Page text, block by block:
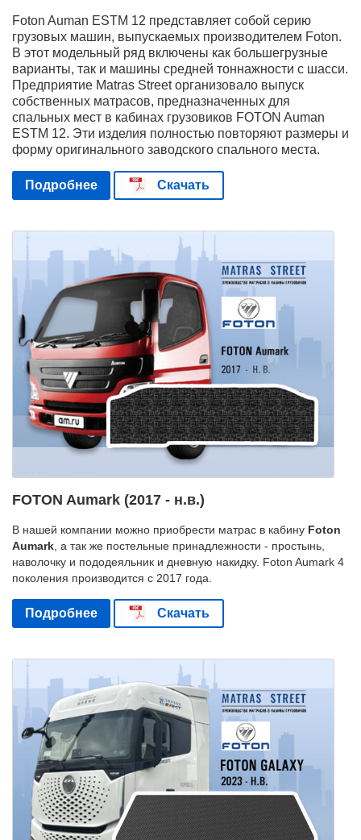
Foton Auman ESTМ 12 представляет собой серию
грузовых машин, выпускаемых производителем Foton.
В этот модельный ряд включены как большегрузные
варианты, так и машины средней тоннажности с шасси.
Предприятие Matras Street организовало выпуск
собственных матрасов, предназначенных для
спальных мест в кабинах грузовиков FOTON Auman
ESTМ 12. Эти изделия полностью повторяют размеры и
форму оригинального заводского спального места.
Подробнее Скачать
FOTON Aumark (2017 - н.в.)
В нашей компании можно приобрести матрас в кабину Foton
Aumark , а так же постельные принадлежности - простынь,
наволочку и пододеяльник и дневную накидку. Foton Aumark 4
поколения производится с 2017 года.
Подробнее Скачать